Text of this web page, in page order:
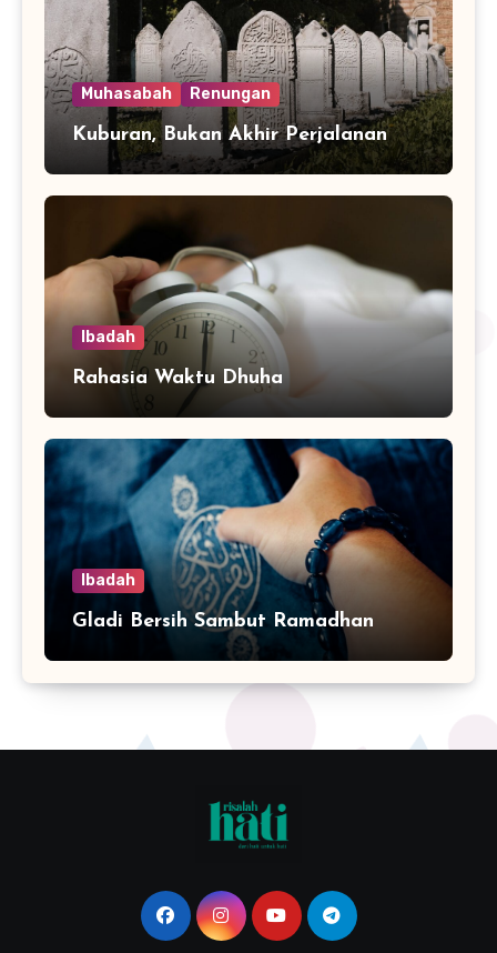
Muhasabah Renungan
Kuburan, Bukan Akhir Perjalanan
Ibadah
Rahasia Waktu Dhuha
Ibadah
Gladi Bersih Sambut Ramadhan